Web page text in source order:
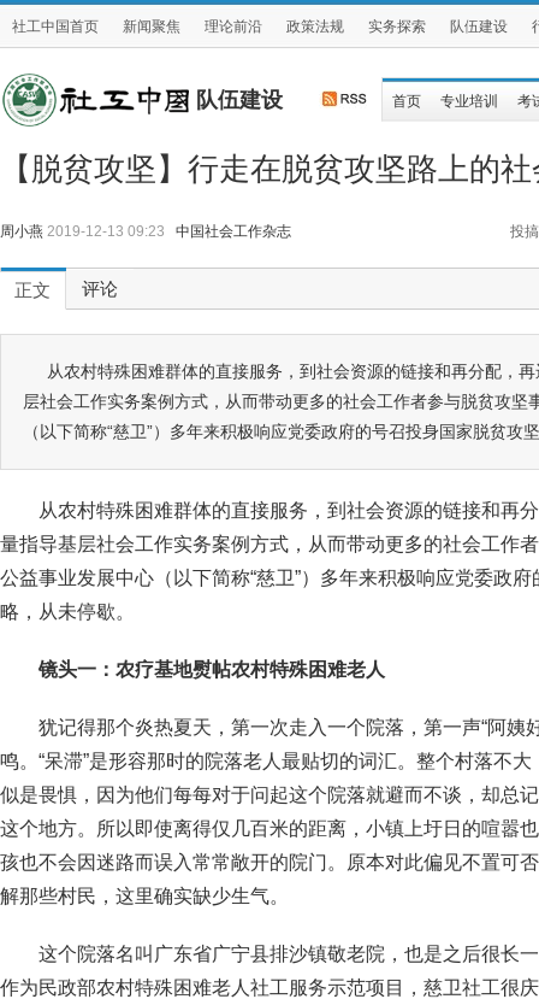
社工中国首页 新闻聚焦 理论前沿 政策法规 实务探索 队伍建设
队伍建设 首页 专业培训 考
【脱贫攻坚】行走在脱贫攻坚路上的
周小燕 2019-12-13 09:23 中国社会工作杂志 投搞
正文 评论
从农村特殊困难群体的直接服务，到社会资源的链接和再分配，
层社会工作实务案例方式，从而带动更多的社会工作者参与脱贫攻坚
（以下简称“慈卫”）多年来积极响应党委政府的号召投身国家脱贫攻
从农村特殊困难群体的直接服务，到社会资源的链接和再
量指导基层社会工作实务案例方式，从而带动更多的社会工作
公益事业发展中心（以下简称“慈卫”）多年来积极响应党委政
略，从未停歇。
镜头一：农疗基地熨帖农村特殊困难老人
犹记得那个炎热夏天，第一次走入一个院落，第一声“阿姨
鸣。“呆滞”是形容那时的院落老人最贴切的词汇。整个村落不
似是畏惧，因为他们每每对于问起这个院落就避而不谈，却总
这个地方。所以即使离得仅几百米的距离，小镇上圩日的喧嚣
孩也不会因迷路而误入常常敞开的院门。原本对此偏见不置可
解那些村民，这里确实缺少生气。
这个院落名叫广东省广宁县排沙镇敬老院，也是之后很长
作为民政部农村特殊困难老人社工服务示范项目，慈卫社工很